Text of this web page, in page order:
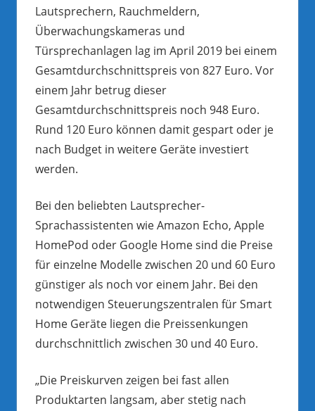
Lautsprechern, Rauchmeldern,
Überwachungskameras und
Türsprechanlagen lag im April 2019 bei einem
Gesamtdurchschnittspreis von 827 Euro. Vor
einem Jahr betrug dieser
Gesamtdurchschnittspreis noch 948 Euro.
Rund 120 Euro können damit gespart oder je
nach Budget in weitere Geräte investiert
werden.
Bei den beliebten Lautsprecher-
Sprachassistenten wie Amazon Echo, Apple
HomePod oder Google Home sind die Preise
für einzelne Modelle zwischen 20 und 60 Euro
günstiger als noch vor einem Jahr. Bei den
notwendigen Steuerungszentralen für Smart
Home Geräte liegen die Preissenkungen
durchschnittlich zwischen 30 und 40 Euro.
„Die Preiskurven zeigen bei fast allen
Produktarten langsam, aber stetig nach